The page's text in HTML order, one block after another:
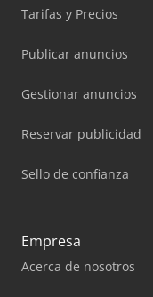
Tarifas y Precios
Publicar anuncios
Gestionar anuncios
Reservar publicidad
Sello de confianza
Empresa
Acerca de nosotros